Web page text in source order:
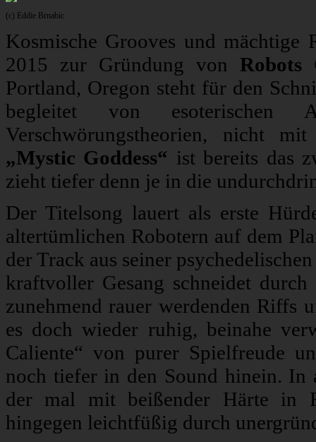
(c) Eddie Brnabic
Kosmische Grooves und mächtige
2015 zur Gründung von
Portland, Oregon steht für den
begleitet von esoterischen
Verschwörungstheorien, nicht
„Mystic Goddess“ ist bereits das
zieht tiefer denn je in die
Der Titelsong lauert als erste
altertümlichen Robotern auf dem
der Track aus seiner
kraftvoller Gesang schneidet
zunehmend rauer werdenden Riffs
es doch wieder ruhig, beinahe
Caliente“ von purer Spielfreude
noch tiefer in den Sound hinein. In
der mal mit beißender Härte in
hingegen leichtfüßig durch